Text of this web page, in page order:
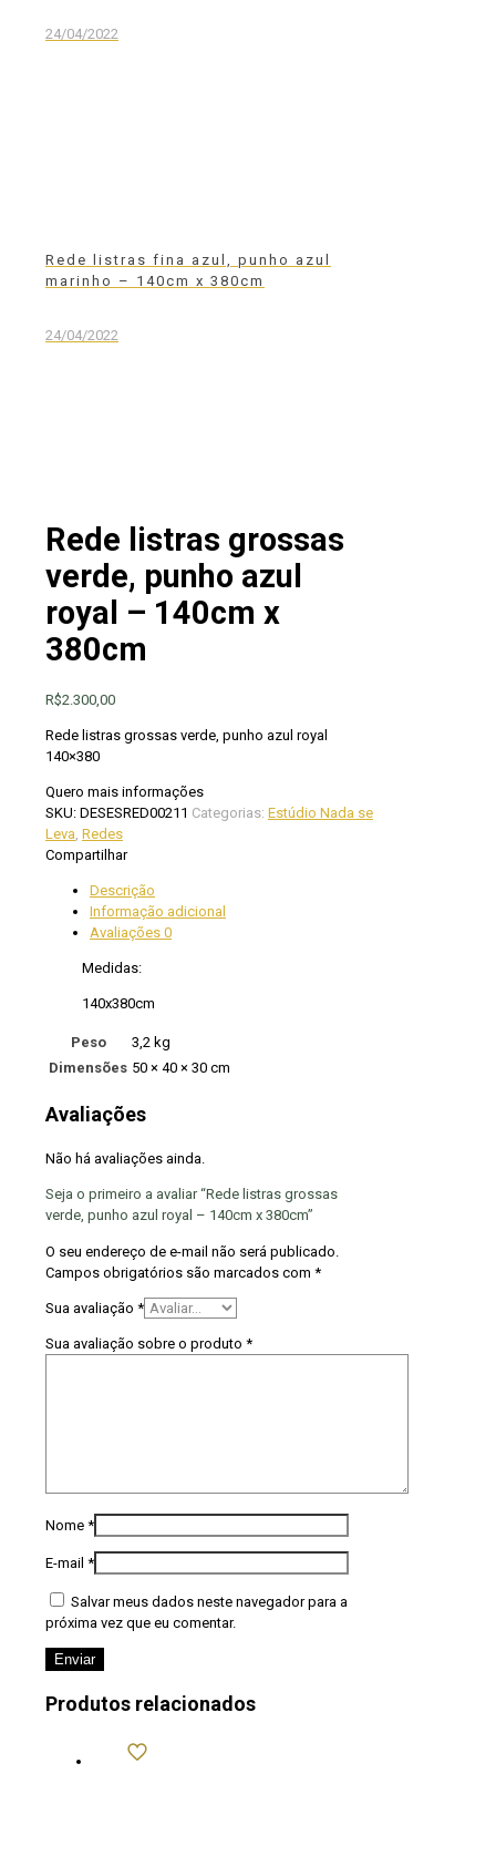
24/04/2022
Rede listras fina azul, punho azul
marinho – 140cm x 380cm
24/04/2022
Rede listras grossas
verde, punho azul
royal – 140cm x
380cm
R$2.300,00
Rede listras grossas verde, punho azul royal
140×380
Quero mais informações
SKU: DESESRED00211 Categorias: Estúdio Nada se
Leva Redes
Compartilhar
Descrição
Informação adicional
Avaliações 0
Medidas:
140x380cm
Peso
3,2 kg
Dimensões 50 × 40 × 30 cm
Avaliações
Não há avaliações ainda.
Seja o primeiro a avaliar “Rede listras grossas
verde, punho azul royal – 140cm x 380cm”
O seu endereço de e-mail não será publicado.
Campos obrigatórios são marcados com *
Sua avaliação *
Sua avaliação sobre o produto *
Nome *
E-mail *
Salvar meus dados neste navegador para a
próxima vez que eu comentar.
Produtos relacionados